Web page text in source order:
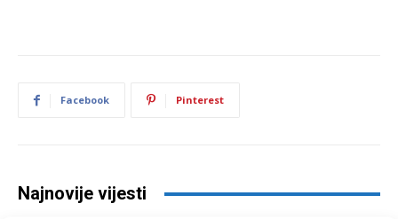
Facebook Pinterest
Najnovije vijesti